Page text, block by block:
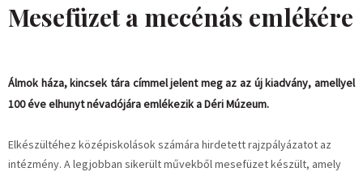
Mesefüzet a mecénás emlékére
Álmok háza, kincsek tára címmel jelent meg az az új kiadvány, amellyel
100 éve elhunyt névadójára emlékezik a Déri Múzeum.
Elkészültéhez középiskolások számára hirdetett rajzpályázatot az
intézmény. A legjobban sikerült művekből mesefüzet készült, amely